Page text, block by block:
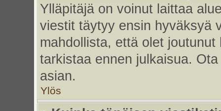
Ylläpitäjä on voinut laittaa
viestit täytyy ensin hyväksyä
mahdollista, että olet
tarkistaa ennen julkaisua.
asian.
Ylös